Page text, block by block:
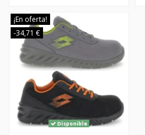
¡En oferta!
-34,71 €
Disponible